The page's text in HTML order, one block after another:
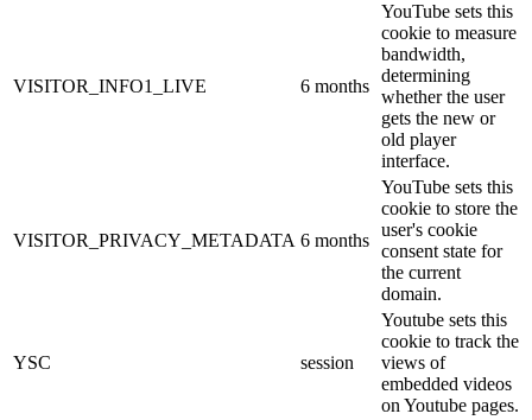
VISITOR_INFO1_LIVE 6 months
YouTube sets this
cookie to measure
bandwidth,
determining
whether the user
gets the new or
old player
interface.
VISITOR_PRIVACY_METADATA 6 months
YouTube sets this
cookie to store the
user's cookie
consent state for
the current
domain.
YSC session
Youtube sets this
cookie to track the
views of
embedded videos
on Youtube pages.